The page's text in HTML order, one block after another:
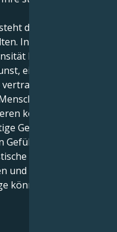
darin, die Rolle
Indem Sie
Ihrer Gefühle
eine
-, lernen Sie,
können, ohne
Gesundheit hängt
nach außen
Intelligenz
und sich mit anderen
können.